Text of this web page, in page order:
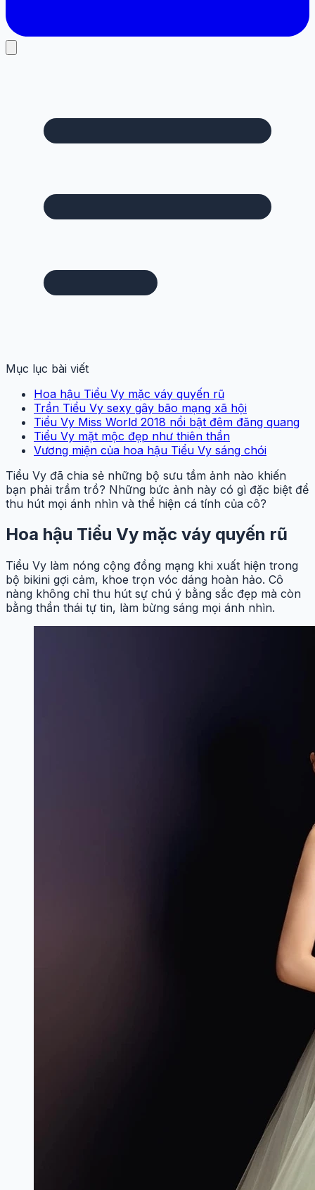
Mục lục bài viết
Hoa hậu Tiểu Vy mặc váy quyến rũ
Trần Tiểu Vy sexy gây bão mạng xã hội
Tiểu Vy Miss World 2018 nổi bật đêm đăng quang
Tiểu Vy mặt mộc đẹp như thiên thần
Vương miện của hoa hậu Tiểu Vy sáng chói
Tiểu Vy đã chia sẻ những bộ sưu tầm ảnh nào khiến
bạn phải trầm trồ? Những bức ảnh này có gì đặc biệt để
thu hút mọi ánh nhìn và thể hiện cá tính của cô?
Hoa hậu Tiểu Vy mặc váy quyến rũ
Tiểu Vy làm nóng cộng đồng mạng khi xuất hiện trong
bộ bikini gợi cảm, khoe trọn vóc dáng hoàn hảo. Cô
nàng không chỉ thu hút sự chú ý bằng sắc đẹp mà còn
bằng thần thái tự tin, làm bừng sáng mọi ánh nhìn.